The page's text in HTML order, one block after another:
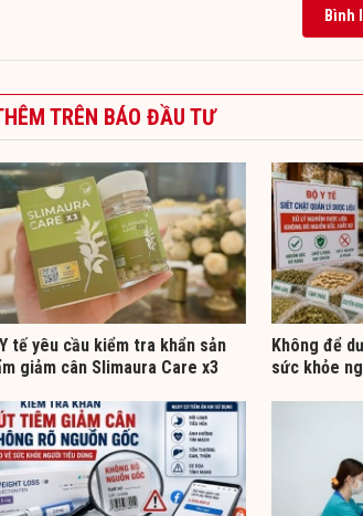
Bình
TRÊN BÁO ĐẦU TƯ
tế yêu cầu kiểm tra khẩn sản
giảm cân Slimaura Care x3
Không để
sức khỏe